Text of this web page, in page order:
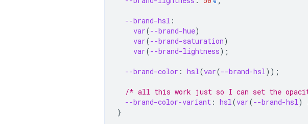
--brand-hsl :
var(--brand-hue)
var(--brand-saturation)
var(--brand-lightness);
--brand-color : hsl(var(--brand-hsl));
/* all this work just so I can set the
--brand-color-variant : hsl(var(--brand-hsl)
}